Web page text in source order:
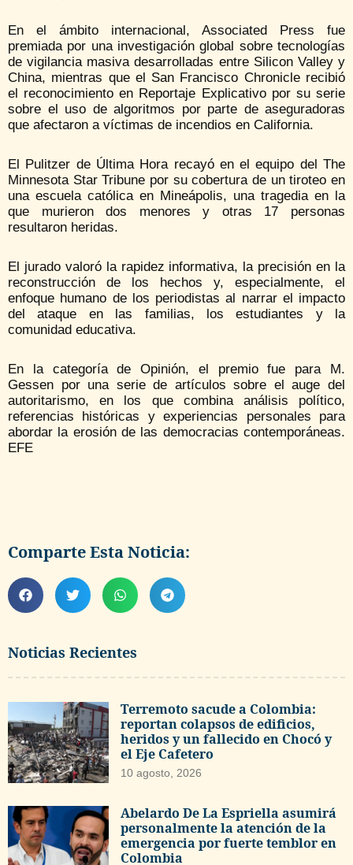
Noticias Recientes
Terremoto sacude a Colombia:
reportan colapsos de edificios,
heridos y un fallecido en Chocó y
el Eje Cafetero
10 agosto, 2026
Abelardo De La Espriella asumirá
personalmente la atención de la
emergencia por fuerte temblor en
Colombia
En el ámbito internacional, Associated Press fue
premiada por una investigación global sobre tecnologías
de vigilancia masiva desarrolladas entre Silicon Valley y
China, mientras que el San Francisco Chronicle recibió
el reconocimiento en Reportaje Explicativo por su serie
sobre el uso de algoritmos por parte de aseguradoras
que afectaron a víctimas de incendios en California.
El Pulitzer de Última Hora recayó en el equipo del The
Minnesota Star Tribune por su cobertura de un tiroteo en
una escuela católica en Mineápolis, una tragedia en la
que murieron dos menores y otras 17 personas
resultaron heridas.
El jurado valoró la rapidez informativa, la precisión en la
reconstrucción de los hechos y, especialmente, el
enfoque humano de los periodistas al narrar el impacto
del ataque en las familias, los estudiantes y la
comunidad educativa.
En la categoría de Opinión, el premio fue para M.
Gessen por una serie de artículos sobre el auge del
autoritarismo, en los que combina análisis político,
referencias históricas y experiencias personales para
abordar la erosión de las democracias contemporáneas.
EFE
Comparte Esta Noticia: